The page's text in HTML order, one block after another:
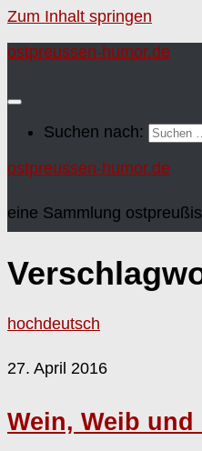
Zum Inhalt springen
ostpreussen-humor.de
Suchen nach:
ostpreussen-humor.de
eine Sammlung
hochdeutsch
27. April 2016
Wein, Weib und